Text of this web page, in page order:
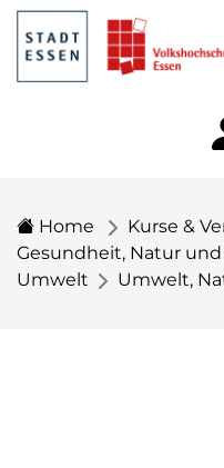
Home Kurse &
Gesundheit, Natur
Umwelt
Umwelt,